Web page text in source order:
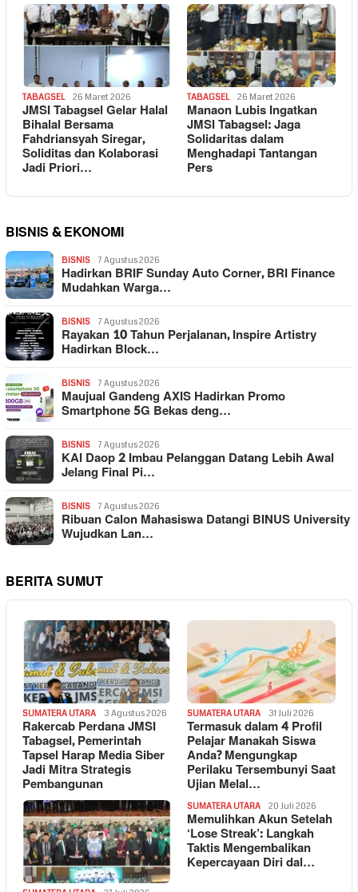
TABAGSEL 26 Maret 2026
JMSI Tabagsel Gelar Halal
Bihalal Bersama
Fahdriansyah Siregar,
Soliditas dan Kolaborasi
Jadi Priori…
TABAGSEL 26 Maret 2026
Manaon Lubis Ingatkan
JMSI Tabagsel: Jaga
Solidaritas dalam
Menghadapi Tantangan
Pers
BISNIS & EKONOMI
BISNIS 7 Agustus 2026
Hadirkan BRIF Sunday Auto Corner, BRI Finance
Mudahkan Warga…
BISNIS 7 Agustus 2026
Rayakan 10 Tahun Perjalanan, Inspire Artistry
Hadirkan Block…
BISNIS 7 Agustus 2026
Maujual Gandeng AXIS Hadirkan Promo
Smartphone 5G Bekas deng…
BISNIS 7 Agustus 2026
KAI Daop 2 Imbau Pelanggan Datang Lebih Awal
Jelang Final Pi…
BISNIS 7 Agustus 2026
Ribuan Calon Mahasiswa Datangi BINUS University
Wujudkan Lan…
BERITA SUMUT
SUMATERA UTARA 3 Agustus 2026
Rakercab Perdana JMSI
Tabagsel, Pemerintah
Tapsel Harap Media Siber
Jadi Mitra Strategis
Pembangunan
SUMATERA UTARA 31 Juli 2026
Termasuk dalam 4 Profil
Pelajar Manakah Siswa
Anda? Mengungkap
Perilaku Tersembunyi Saat
Ujian Melal…
SUMATERA UTARA 20 Juli 2026
Memulihkan Akun Setelah
‘Lose Streak’: Langkah
Taktis Mengembalikan
Kepercayaan Diri dal…